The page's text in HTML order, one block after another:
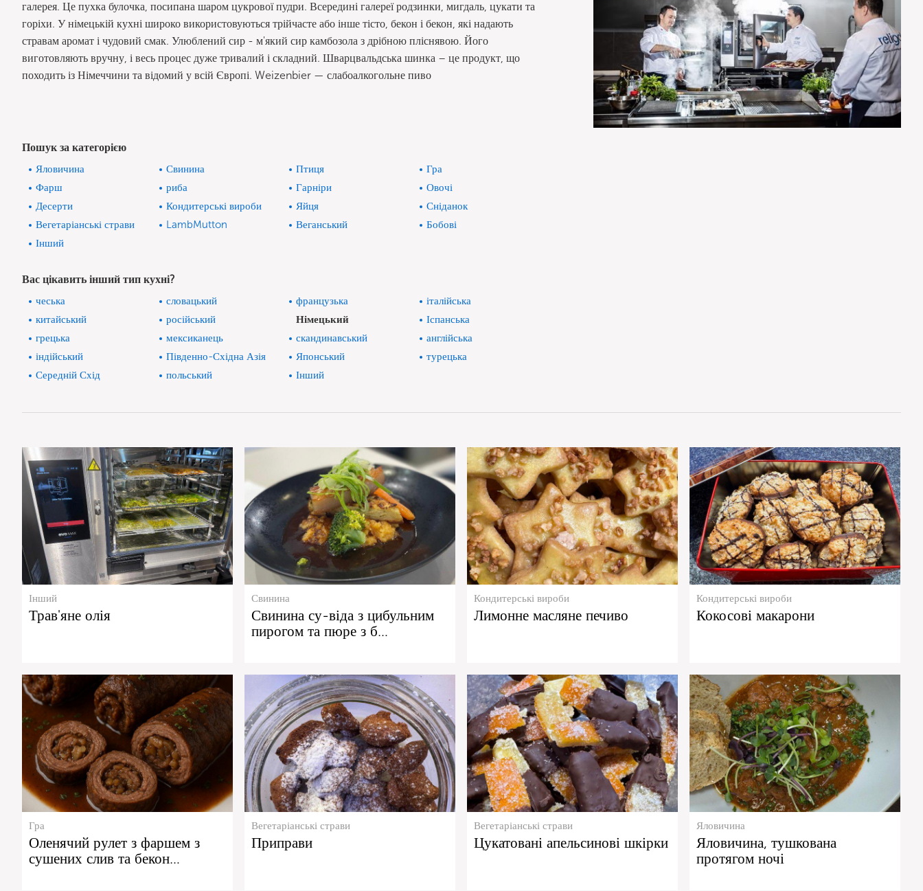
галерея. Це пухка булочка, посипана шаром цукрової пудри. Всередині галереї родзинки, мигдаль, цукати та
горіхи. У німецькій кухні широко використовуються трійчасте або інше тісто, бекон і бекон, які надають
стравам аромат і чудовий смак. Улюблений сир - м'який сир камбозола з дрібною пліснявою. Його
виготовляють вручну, і весь процес дуже тривалий і складний. Шварцвальдська шинка – це продукт, що
походить із Німеччини та відомий у всій Європі. Weizenbier — слабоалкогольне пиво
Пошук за категорією
Яловичина Свинина Птиця
Гра
Фарш
риба Гарніри
Овочі
Десерти
Кондитерські вироби Яйця
Сніданок
Вегетаріанські страви
LambMutton Веганський
Бобові
Інший
Вас цікавить інший тип кухні?
чеська словацький французька
італійська
китайський
російський Німецький
Іспанська
грецька
мексиканець скандинавський
англійська
індійський
Південно-Східна Азія Японський
турецька
Середній Схід
польський Інший
Інший
Трав'яне олія
Свинина
Свинина су-віда з цибульним
пирогом та пюре з б…
Кондитерські вироби
Лимонне масляне печиво
Кондитерські вироби
Кокосові макарони
Гра
Оленячий рулет з фаршем з
сушених слив та бекон…
Вегетаріанські страви
Приправи
Вегетаріанські страви
Цукатовані апельсинові шкірки
Яловичина
Яловичина, тушкована
протягом ночі